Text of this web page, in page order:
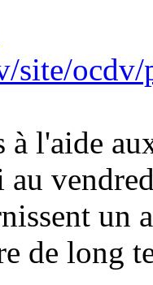
site/
à l'aide
un
de long